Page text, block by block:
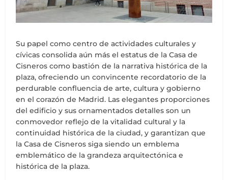
Su papel como centro de actividades culturales y
cívicas consolida aún más el estatus de la Casa de
Cisneros como bastión de la narrativa histórica de la
plaza, ofreciendo un convincente recordatorio de la
perdurable confluencia de arte, cultura y gobierno
en el corazón de Madrid. Las elegantes proporciones
del edificio y sus ornamentados detalles son un
conmovedor reflejo de la vitalidad cultural y la
continuidad histórica de la ciudad, y garantizan que
la Casa de Cisneros siga siendo un emblema
emblemático de la grandeza arquitectónica e
histórica de la plaza.